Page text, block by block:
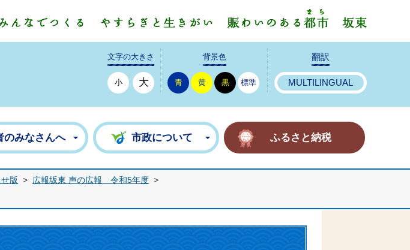
文字の大きさ
小 大
背景色
青 黄 黒 標準
翻訳
MULTILINGUAL
のみなさんへ 市政について ふるさと納税
版 > 広報坂東 声の広報 令和5年度 >